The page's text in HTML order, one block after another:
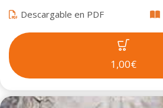
Descargable en PDF
1,00€